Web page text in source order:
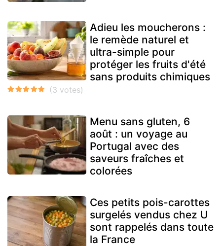
Adieu les moucherons :
le remède naturel et
ultra-simple pour
protéger les fruits d'été
sans produits chimiques
Menu sans gluten, 6
août : un voyage au
Portugal avec des
saveurs fraîches et
colorées
Ces petits pois-carottes
surgelés vendus chez U
sont rappelés dans toute
la France